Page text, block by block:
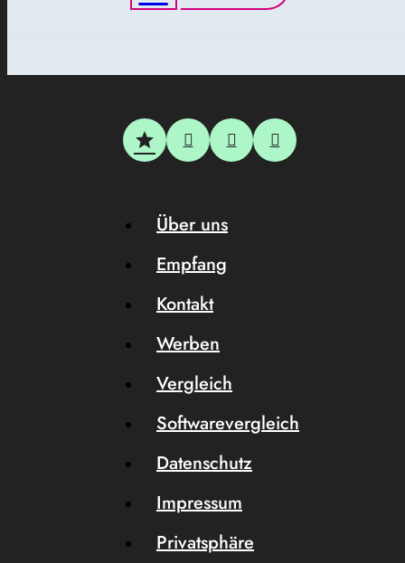
Über uns
Empfang
Kontakt
Werben
Vergleich
Softwarevergleich
Datenschutz
Impressum
Privatsphäre